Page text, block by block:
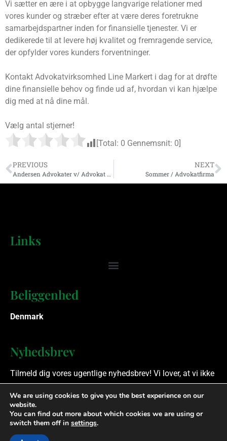
Vi sætter en ære i at opbygge langvarige relationer med
vores kunder og stræber efter at være deres foretrukne
samarbejdspartner inden for finansielle tjenester. Vi er
dedikerede til at levere høj kvalitet og fremragende service,
der opfylder vores kunders forventninger.
Kontakt Advokatvirksomhed Line Markert i dag for at drøfte
dine finansielle behov og finde ud af, hvordan vi kan hjælpe
dig med at nå dine mål.
Vælg antal stjerner!
[Total: 0 Gennemsnit: 0
PREVIOUS
Andersen Advokater v/ Advokat Birgitte B. Andersen
NEXT
Sommer / Advokatfirma
Links
Beliggenhed
Denmark
Nyhedsbrev
Tilmeld dig vores ugentlige nyhedsbrev! Vi lover, at vi ikke
spammer.
Ophavsret © 2023 Finansielle Rådgivere. Alle rettigheder
forbeholdes.
We are using cookies to give you the best experience on our
website.
You can find out more about which cookies we are using or
switch them off in settings.